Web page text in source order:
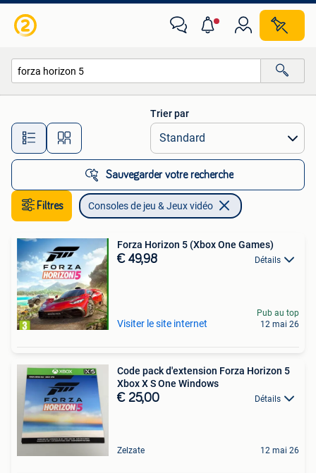
Toutes les distances…
Trier par
Sauvegarder votre recherche
Filtres Consoles de jeu & Jeux vidéo
Forza Horizon 5 (Xbox One Games)
€ 49,98 Détails
Visiter le site internet
Pub au top
12 mai 26
Code pack d'extension Forza Horizon 5
Xbox X S One Windows
€ 25,00 Détails
Zelzate 12 mai 26